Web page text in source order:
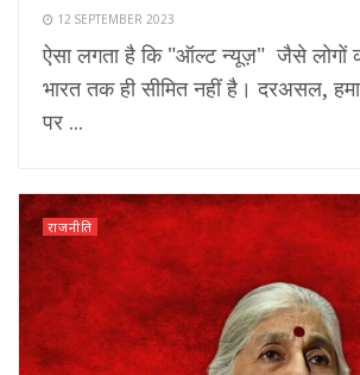
12 SEPTEMBER 2023
ऐसा लगता है कि "ऑल्ट न्यूज़" जैसे लोगों
भारत तक ही सीमित नहीं है। दरअसल,
पर ...
राजनीति